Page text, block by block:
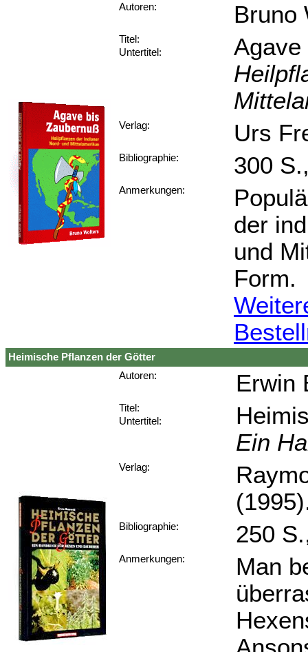
Autoren:
Bruno
Titel:
Untertitel:
Agave
Verlag: Urs
Bibliographie: 300
Anmerkungen:
der
und
Form.
Heimische Pflanzen der Götter
Autoren:
Erwin
Titel:
Untertitel:
Ein
Verlag:
Bibliographie: 250
Anmerkungen:
Man